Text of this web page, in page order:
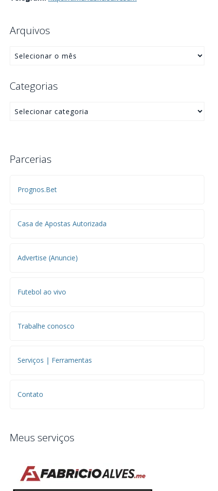
Arquivos
Categorias
Parcerias
Prognos.Bet
Casa de Apostas Autorizada
Advertise (Anuncie)
Futebol ao vivo
Trabalhe conosco
Serviços | Ferramentas
Contato
Meus serviços